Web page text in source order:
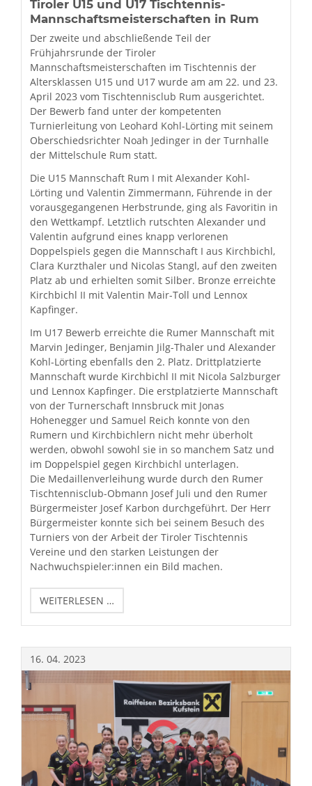
Tiroler U15 und U17 Tischtennis-
Mannschaftsmeisterschaften in Rum
Der zweite und abschließende Teil der
Frühjahrsrunde der Tiroler
Mannschaftsmeisterschaften im Tischtennis der
Altersklassen U15 und U17 wurde am am 22. und 23.
April 2023 vom Tischtennisclub Rum ausgerichtet.
Der Bewerb fand unter der kompetenten
Turnierleitung von Leohard Kohl-Lörting mit seinem
Oberschiedsrichter Noah Jedinger in der Turnhalle
der Mittelschule Rum statt.
Die U15 Mannschaft Rum I mit Alexander Kohl-
Lörting und Valentin Zimmermann, Führende in der
vorausgegangenen Herbstrunde, ging als Favoritin in
den Wettkampf. Letztlich rutschten Alexander und
Valentin aufgrund eines knapp verlorenen
Doppelspiels gegen die Mannschaft I aus Kirchbichl,
Clara Kurzthaler und Nicolas Stangl, auf den zweiten
Platz ab und erhielten somit Silber. Bronze erreichte
Kirchbichl II mit Valentin Mair-Toll und Lennox
Kapfinger.
Im U17 Bewerb erreichte die Rumer Mannschaft mit
Marvin Jedinger, Benjamin Jilg-Thaler und Alexander
Kohl-Lörting ebenfalls den 2. Platz. Drittplatzierte
Mannschaft wurde Kirchbichl II mit Nicola Salzburger
und Lennox Kapfinger. Die erstplatzierte Mannschaft
von der Turnerschaft Innsbruck mit Jonas
Hohenegger und Samuel Reich konnte von den
Rumern und Kirchbichlern nicht mehr überholt
werden, obwohl sowohl sie in so manchem Satz und
im Doppelspiel gegen Kirchbichl unterlagen.
Die Medaillenverleihung wurde durch den Rumer
Tischtennisclub-Obmann Josef Juli und den Rumer
Bürgermeister Josef Karbon durchgeführt. Der Herr
Bürgermeister konnte sich bei seinem Besuch des
Turniers von der Arbeit der Tiroler Tischtennis
Vereine und den starken Leistungen der
Nachwuchspieler:innen ein Bild machen.
WEITERLESEN …
U15
UND
U17
MANNSCHAFTSMEISTERSCHAFTEN
IN
RUM
16. 04. 2023